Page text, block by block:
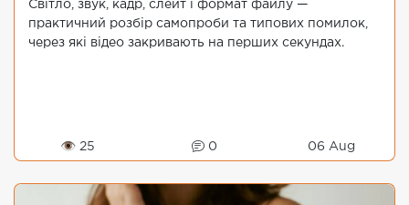
Світло, звук, кадр, слейт і формат файлу —
практичний розбір самопроби та типових помилок,
через які відео закривають на перших секундах.
👁 25 0 06 Aug